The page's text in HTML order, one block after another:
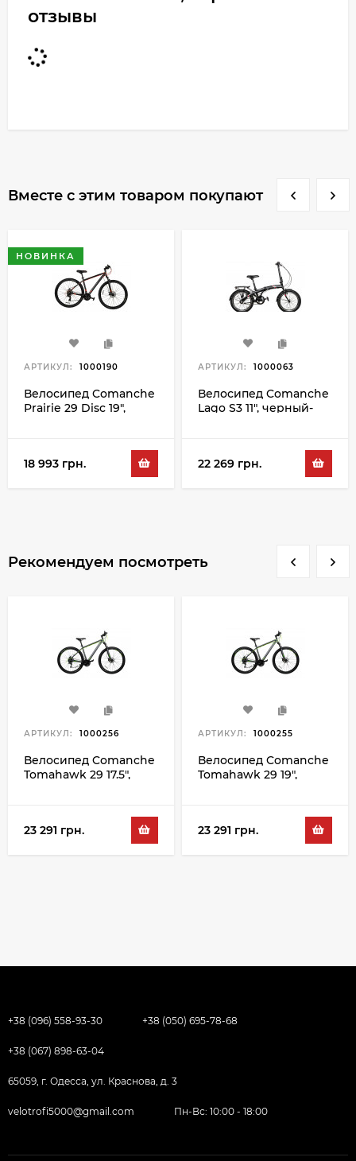
отзывы
Вместе с этим товаром покупают
НОВИНКА
АРТИКУЛ: 1000190
Велосипед Comanche
Prairie 29 Disc 19",
18 993 грн.
АРТИКУЛ: 1000063
Велосипед Comanche
Lago S3 11", черный-
22 269 грн.
Рекомендуем посмотреть
АРТИКУЛ: 1000256
Велосипед Comanche
Tomahawk 29 17.5",
23 291 грн.
АРТИКУЛ: 1000255
Велосипед Comanche
Tomahawk 29 19",
23 291 грн.
+38 (096) 558-93-30 +38 (050) 695-78-68
+38 (067) 898-63-04
65059, г. Одесса, ул. Краснова, д. 3
velotrofi5000@gmail.com Пн-Вс: 10:00 - 18:00